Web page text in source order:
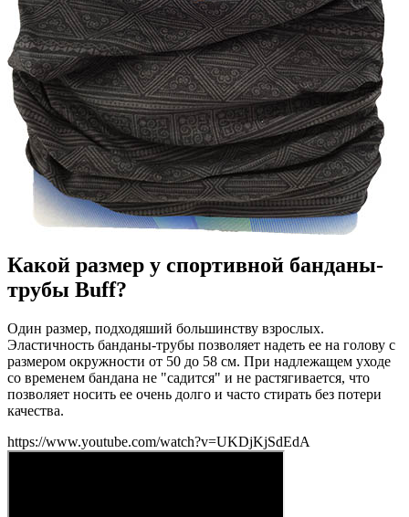
Какой размер у спортивной банданы-
трубы Buff?
Один размер, подходяший большинству взрослых.
Эластичность банданы-трубы позволяет надеть ее на голову с
размером окружности от 50 до 58 см. При надлежащем уходе
со временем бандана не "садится" и не растягивается, что
позволяет носить ее очень долго и часто стирать без потери
качества.
https://www.youtube.com/watch?v=UKDjKjSdEdA